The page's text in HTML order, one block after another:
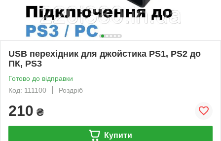
USB перехідник для джойстика PS1, PS2 до
ПК, PS3
Готово до відправки
Код: 111100
Роздріб
210 ₴
Купити